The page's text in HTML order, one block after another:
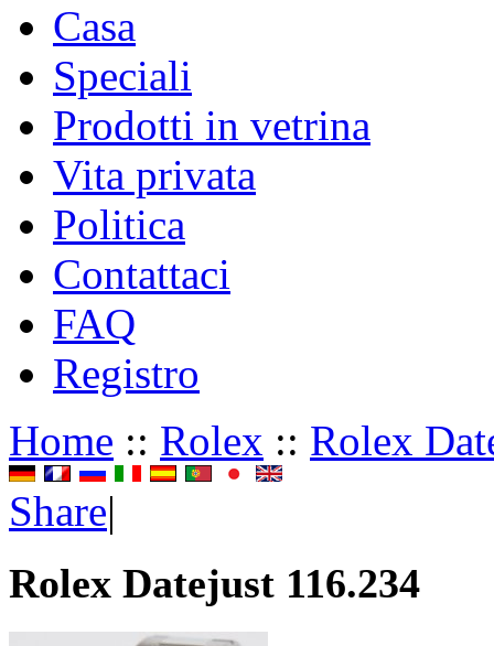
Casa
Speciali
Prodotti in vetrina
Vita privata
Politica
Contattaci
FAQ
Registro
Home :: Rolex :: Rolex
Share|
Rolex Datejust 116.234